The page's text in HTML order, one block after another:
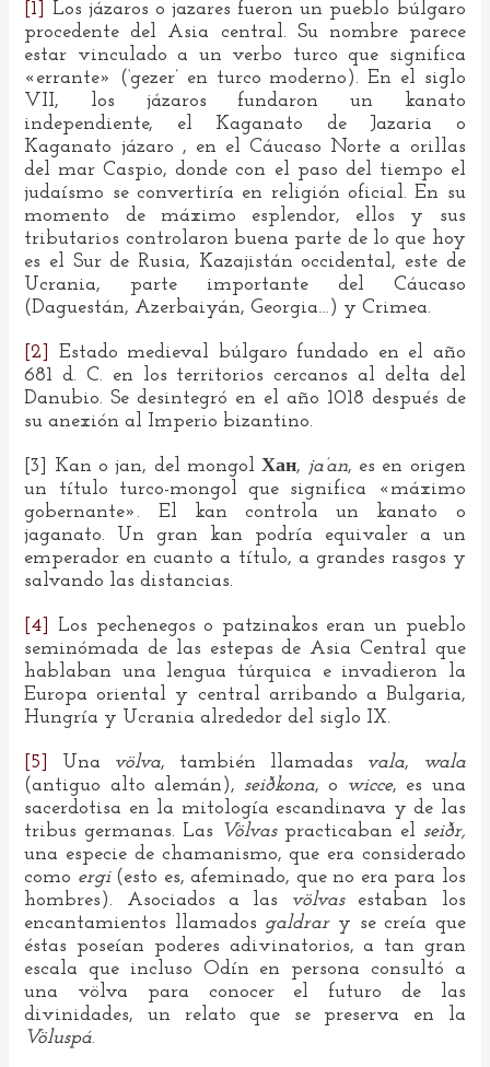
[1] Los jázaros o jazares fueron un pueblo búlgaro
procedente del Asia central. Su nombre parece
estar vinculado a un verbo turco que significa
«errante» (‘gezer’ en turco moderno). En el siglo
VII, los jázaros fundaron un kanato
independiente, el Kaganato de Jazaria o
Kaganato jázaro , en el Cáucaso Norte a orillas
del mar Caspio, donde con el paso del tiempo el
judaísmo se convertiría en religión oficial. En su
momento de máximo esplendor, ellos y sus
tributarios controlaron buena parte de lo que hoy
es el Sur de Rusia, Kazajistán occidental, este de
Ucrania, parte importante del Cáucaso
(Daguestán, Azerbaiyán, Georgia…) y Crimea.
[2]
Estado medieval búlgaro fundado en el año
681 d. C. en los territorios cercanos al delta del
Danubio. Se desintegró en el año 1018 después de
su anexión al Imperio bizantino.
[3] Kan o jan, del mongol Хан, ja’an, es en origen
un título turco-mongol que significa «máximo
gobernante». El kan controla un kanato o
jaganato. Un gran kan podría equivaler a un
emperador en cuanto a título, a grandes rasgos y
salvando las distancias.
[4]
Los pechenegos o patzinakos eran un pueblo
seminómada de las estepas de Asia Central que
hablaban una lengua túrquica e invadieron la
Europa oriental y central arribando a Bulgaria,
Hungría y Ucrania alrededor del siglo IX.
[5] Una völva, también llamadas vala,
wala
(antiguo alto alemán), seiðkona, o wicce, es una
sacerdotisa en la mitología escandinava y de las
tribus germanas. Las Völvaspracticaban el seiðr,
una especie de chamanismo, que era considerado
como ergi(esto es, afeminado, que no era para los
hombres). Asociados a las völvasestaban los
encantamientos llamados galdrary se creía que
éstas poseían poderes adivinatorios, a tan gran
escala que incluso Odín en persona consultó a
una völva para conocer el futuro de las
divinidades, un relato que se preserva en la
Völuspá.